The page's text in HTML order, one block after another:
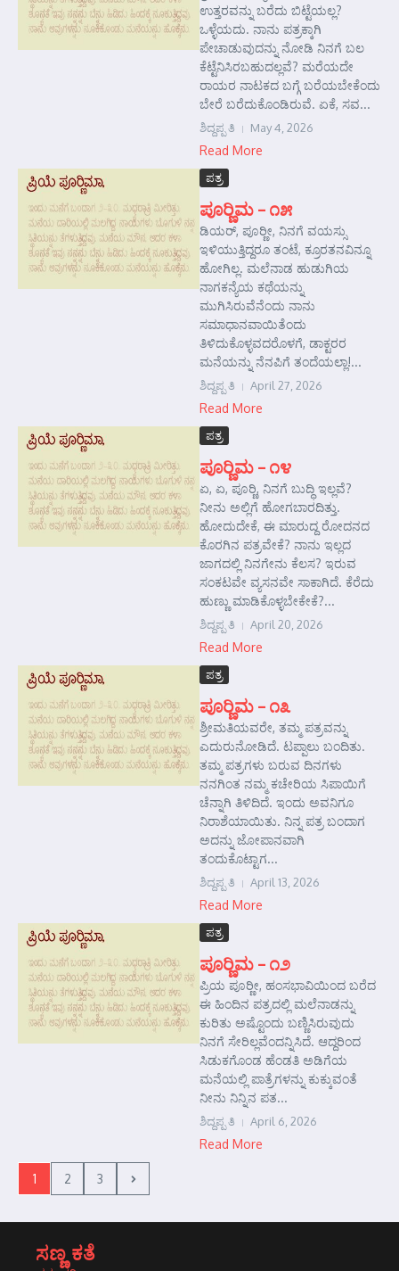
ಉತ್ತರವನ್ನು ಬರೆದು ಬಿಟ್ಟೆಯಲ್ಲ?
ಒಳ್ಳೆಯದು. ನಾನು ಪತ್ರಕ್ಕಾಗಿ
ಪೇಚಾಡುವುದನ್ನು ನೋಡಿ ನಿನಗೆ ಬಲ
ಕೆಟ್ಟೆನಿಸಿರಬಹುದಲ್ಲವೆ? ಮರೆಯದೇ
ರಾಯರ ನಾಟಕದ ಬಗ್ಗೆ ಬರೆಯಬೇಕೆಂದು
ಬೇರೆ ಬರೆದುಕೊಂಡಿರುವೆ. ಏಕೆ, ಸವ...
ಶಿದ್ದಪ್ಪ ತಿ May 4, 2026
Read More
ಪತ್ರ
ಪೂರ‍್ಣಿಮ – ೧೫
ಡಿಯರ್, ಪೂರ‍‍್ಣೀ, ನಿನಗೆ ವಯಸ್ಸು
ಇಳಿಯುತ್ತಿದ್ದರೂ ತಂಟೆ, ಕ್ರೂರತನವಿನ್ನೂ
ಹೋಗಿಲ್ಲ. ಮಲೆನಾಡ ಹುಡುಗಿಯ
ನಾಗಕನ್ಯೆಯ ಕಥೆಯನ್ನು
ಮುಗಿಸಿರುವೆನೆಂದು ನಾನು
ಸಮಾಧಾನವಾಯಿತೆಂದು
ತಿಳಿದುಕೊಳ್ಳವದರೊಳಗೆ, ಡಾಕ್ಟರರ
ಮನೆಯನ್ನು ನೆನಪಿಗೆ ತಂದೆಯಲ್ಲಾ!...
ಶಿದ್ದಪ್ಪ ತಿ April 27, 2026
Read More
ಪತ್ರ
ಪೂರ‍್ಣಿಮ – ೧೪
ಏ, ಏ, ಪೂರ‍್ಣಿ, ನಿನಗೆ ಬುದ್ಧಿ ಇಲ್ಲವೆ?
ನೀನು ಅಲ್ಲಿಗೆ ಹೋಗಬಾರದಿತ್ತು.
ಹೋದುದೇಕೆ, ಈ ಮಾರುದ್ದ ರೋದನದ
ಕೊರಗಿನ ಪತ್ರವೇಕೆ? ನಾನು ಇಲ್ಲದ
ಜಾಗದಲ್ಲಿ ನಿನಗೇನು ಕೆಲಸ? ಇರುವ
ಸಂಕಟವೇ ವ್ಯಸನವೇ ಸಾಕಾಗಿದೆ. ಕೆರೆದು
ಹುಣ್ಣು ಮಾಡಿಕೊಳ್ಳಬೇಕೇಕೆ?...
ಶಿದ್ದಪ್ಪ ತಿ April 20, 2026
Read More
ಪತ್ರ
ಪೂರ‍್ಣಿಮ – ೧೩
ಶ್ರೀಮತಿಯವರೇ, ತಮ್ಮ ಪತ್ರವನ್ನು
ಎದುರುನೋಡಿದೆ. ಟಪ್ಪಾಲು ಬಂದಿತು.
ತಮ್ಮ ಪತ್ರಗಳು ಬರುವ ದಿನಗಳು
ನನಗಿಂತ ನಮ್ಮ ಕಚೇರಿಯ ಸಿಪಾಯಿಗೆ
ಚೆನ್ನಾಗಿ ತಿಳಿದಿದೆ. ಇಂದು ಅವನಿಗೂ
ನಿರಾಶೆಯಾಯಿತು. ನಿನ್ನ ಪತ್ರ ಬಂದಾಗ
ಅದನ್ನು ಜೋಪಾನವಾಗಿ
ತಂದುಕೊಟ್ಟಾಗ...
ಶಿದ್ದಪ್ಪ ತಿ April 13, 2026
Read More
ಪತ್ರ
ಪೂರ‍್ಣಿಮ – ೧೨
ಪ್ರಿಯ ಪೂರ‍್ಣೀ, ಹಂಸಭಾವಿಯಿಂದ ಬರೆದ
ಈ ಹಿಂದಿನ ಪತ್ರದಲ್ಲಿ ಮಲೆನಾಡನ್ನು
ಕುರಿತು ಅಷ್ಟೊಂದು ಬಣ್ಣಿಸಿರುವುದು
ನಿನಗೆ ಸೇರಿಲ್ಲವೆಂದನ್ನಿಸಿದೆ. ಆದ್ದರಿಂದ
ಸಿಡುಕಗೊಂಡ ಹೆಂಡತಿ ಅಡಿಗೆಯ
ಮನೆಯಲ್ಲಿ ಪಾತ್ರೆಗಳನ್ನು ಕುಕ್ಕುವಂತೆ
ನೀನು ನಿನ್ನಿನ ಪತ...
ಶಿದ್ದಪ್ಪ ತಿ April 6, 2026
Read More
1 2 3
ಸಣ್ಣ ಕತೆ